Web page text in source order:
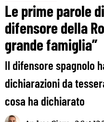
Le prime parole
difensore della
grande famiglia”
Il difensore spagnolo
dichiarazioni da
cosa ha dichiarato